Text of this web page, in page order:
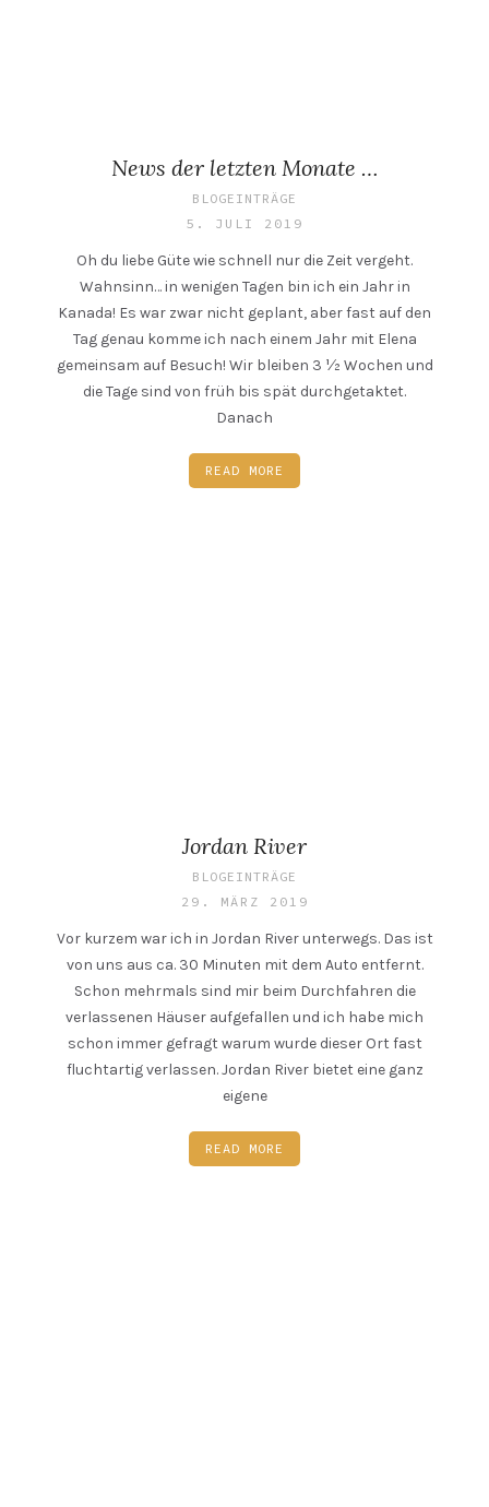
News der letzten Monate …
BLOGEINTRÄGE
5. JULI 2019
Oh du liebe Güte wie schnell nur die Zeit vergeht.
Wahnsinn… in wenigen Tagen bin ich ein Jahr in
Kanada! Es war zwar nicht geplant, aber fast auf den
Tag genau komme ich nach einem Jahr mit Elena
gemeinsam auf Besuch! Wir bleiben 3 ½ Wochen und
die Tage sind von früh bis spät durchgetaktet.
Danach
READ MORE
Jordan River
BLOGEINTRÄGE
29. MÄRZ 2019
Vor kurzem war ich in Jordan River unterwegs. Das ist
von uns aus ca. 30 Minuten mit dem Auto entfernt.
Schon mehrmals sind mir beim Durchfahren die
verlassenen Häuser aufgefallen und ich habe mich
schon immer gefragt warum wurde dieser Ort fast
fluchtartig verlassen. Jordan River bietet eine ganz
eigene
READ MORE